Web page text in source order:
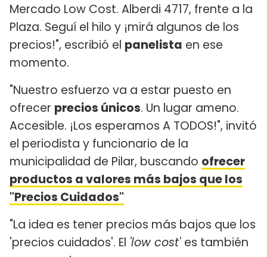
Mercado Low Cost. Alberdi 4717, frente a la
Plaza. Seguí el hilo y ¡mirá algunos de los
precios!", escribió el panelista en ese
momento.
"Nuestro esfuerzo va a estar puesto en
ofrecer precios únicos. Un lugar ameno.
Accesible. ¡Los esperamos A TODOS!", invitó
el periodista y funcionario de la
municipalidad de Pilar, buscando ofrecer
productos a valores más bajos que los
"Precios Cuidados"
"La idea es tener precios más bajos que los
'precios cuidados'. El 'low cost' es también